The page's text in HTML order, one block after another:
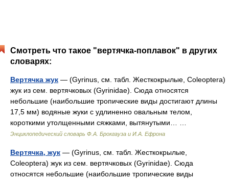
Смотреть что такое "вертячка-поплавок" в других
словарях:
Вертячка жук — (Gyrinus, см. табл. Жесткокрылые, Coleoptera)
жук из сем. вертячковых (Gyrinidae). Сюда относятся
небольшие (наибольшие тропические виды достигают длины
17,5 мм) водяные жуки с удлиненно овальным телом,
короткими утолщенными сяжками, вытянутыми… …
Энциклопедический словарь Ф.А. Брокгауза и И.А. Ефрона
Вертячка, жук — (Gyrinus, см. табл. Жесткокрылые,
Coleoptera) жук из сем. вертячковых (Gyrinidae). Сюда
относятся небольшие (наибольшие тропические виды